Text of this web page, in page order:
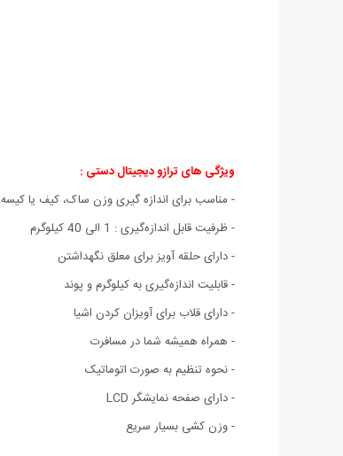
ویژگی های ترازو دیجیتال دستی :
- مناسب برای اندازه گیری وزن ساک، کیف یا کیسه
- ظرفیت قابل اندازه‌گیری : 1 الی 40 کیلوگرم
- دارای حلقه آویز برای معلق نگهداشتن
- قابلیت اندازه‌گیری به کیلوگرم و پوند
- دارای قلاب برای آویزان کردن اشیا
- همراه همیشه شما در مسافرت
- نحوه تنظیم به صورت اتوماتیک
- دارای صفحه نمایشگر LCD
- وزن کشی بسیار سریع